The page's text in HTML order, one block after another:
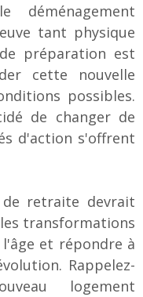
tant physique
préparation est
cette nouvelle
possibles.
de changer de
d'action s'offrent
de retraite devrait
transformations
et répondre à
Rappelez-
logement